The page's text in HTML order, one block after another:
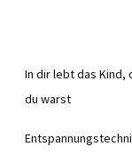
In dir lebt das Kind,
du warst